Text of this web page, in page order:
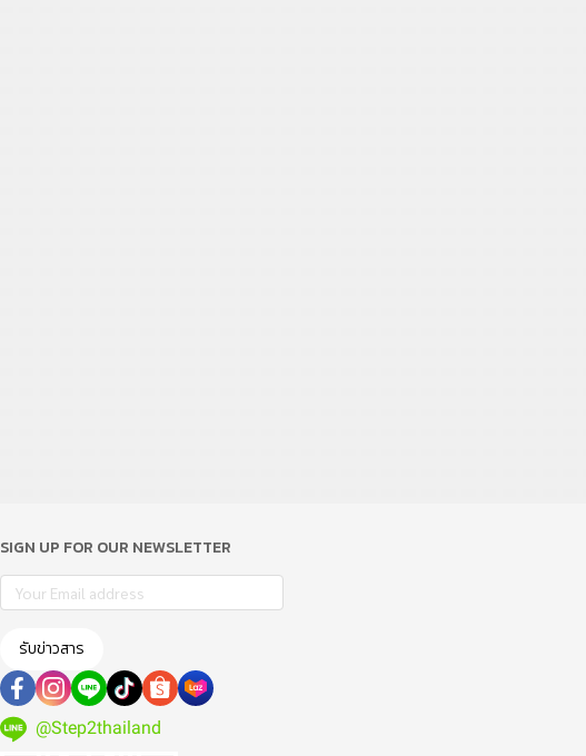
SIGN UP FOR OUR NEWSLETTER
รับข่าวสาร
@Step2thailand